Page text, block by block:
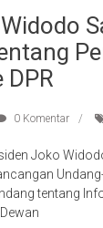
DPR
0 Komentar
Joko
tentang